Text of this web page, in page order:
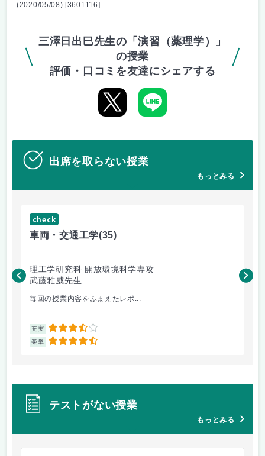
(2020/05/08) [3601116]
三澤日出巳先生の「演習（薬理学）」
の授業
評価・口コミを友達にシェアする
出席を取らない授業
もっとみる
check
車両・交通工学(35)
理工学研究科 開放環境科学専攻
武藤雅威先生
毎回の授業内容をふまえたレポ...
充実 3.5
楽単 4.5
高
テストがない授業
もっとみる